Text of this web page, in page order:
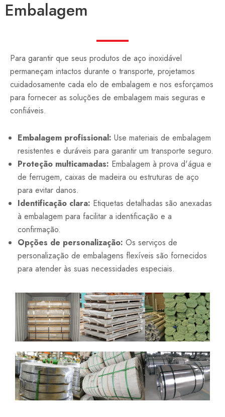
Embalagem
Para garantir que seus produtos de aço inoxidável
permaneçam intactos durante o transporte, projetamos
cuidadosamente cada elo de embalagem e nos esforçamos
para fornecer as soluções de embalagem mais seguras e
confiáveis.
Embalagem profissional: Use materiais de embalagem
resistentes e duráveis para garantir um transporte seguro.
Proteção multicamadas: Embalagem à prova d'água e
de ferrugem, caixas de madeira ou estruturas de aço
para evitar danos.
Identificação clara: Etiquetas detalhadas são anexadas
à embalagem para facilitar a identificação e a
confirmação.
Opções de personalização: Os serviços de
personalização de embalagens flexíveis são fornecidos
para atender às suas necessidades especiais.